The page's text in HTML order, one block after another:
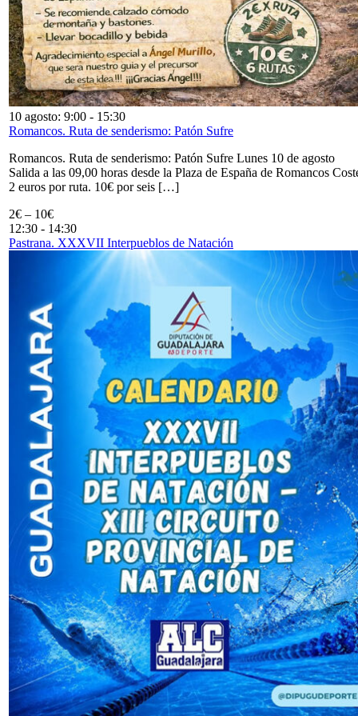
10 agosto: 9:00 - 15:30
Romancos. Ruta de senderismo: Patón Sufre
Romancos. Ruta de senderismo: Patón Sufre Lunes 10 de agosto
Salida a las 09,00 horas desde la Plaza de España de Romancos
2 euros por ruta. 10€ por seis […]
2€ – 10€
12:30 - 14:30
Pastrana. XXXVII Interpueblos de Natación